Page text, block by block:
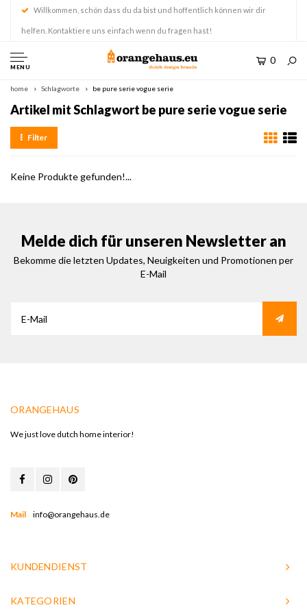
Willkommen, schön dass du da bist und hoffentlich können wir dir
helfen. Kontaktiere uns einfach wenn du fragen hast!
MENU
0
home Schlagworte be pure serie vogue serie
Artikel mit Schlagwort be pure serie vogue serie
Filter
Keine Produkte gefunden!...
Melde dich für unseren Newsletter an
Bekomme die letzten Updates, Neuigkeiten und Promotionen per
E-Mail
ORANGEHAUS
We just love dutch home interior!
Mail info@orangehaus.de
KUNDENDIENST
KATEGORIEN